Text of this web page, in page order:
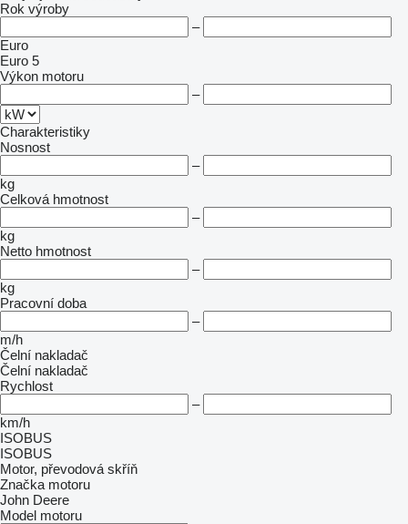
Rok výroby
–
Euro
Euro 5
Výkon motoru
–
Charakteristiky
Nosnost
–
kg
Celková hmotnost
–
kg
Netto hmotnost
–
kg
Pracovní doba
–
m/h
Čelní nakladač
Čelní nakladač
Rychlost
–
km/h
ISOBUS
ISOBUS
Motor, převodová skříň
Značka motoru
John Deere
Model motoru